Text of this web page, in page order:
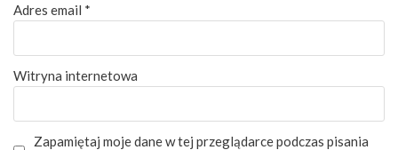
Adres email *
Witryna internetowa
Zapamiętaj moje dane w tej przeglądarce podczas pisania